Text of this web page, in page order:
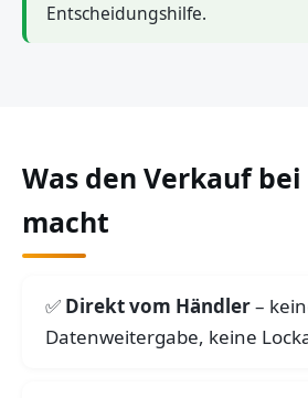
Entscheidungshilfe.
Was den Verkauf
macht
Direkt vom Händler–
Datenweitergabe, keine